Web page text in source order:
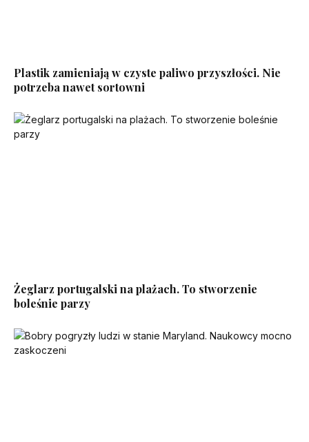
Plastik zamieniają w czyste paliwo przyszłości. Nie
potrzeba nawet sortowni
Żeglarz portugalski na plażach. To stworzenie
boleśnie parzy